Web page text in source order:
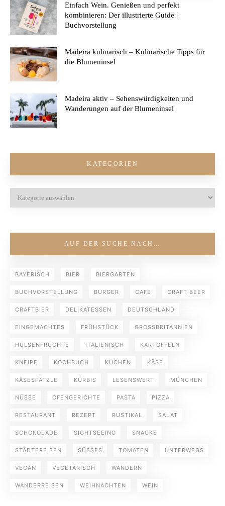
Einfach Wein. Genießen und perfekt
kombinieren: Der illustrierte Guide |
Buchvorstellung
Madeira kulinarisch – Kulinarische Tipps für
die Blumeninsel
Madeira aktiv – Sehenswürdigkeiten und
Wanderungen auf der Blumeninsel
KATEGORIEN
AUF DER SUCHE NACH…
BAYERISCH BIER BIERGARTEN
BUCHVORSTELLUNG BURGER CAFE CRAFT BEER
CRAFTBIER DELIKATESSEN DEUTSCHLAND
EINGEMACHTES FRÜHSTÜCK GROSSBRITANNIEN
HÜLSENFRÜCHTE ITALIENISCH KARTOFFELN
KNEIPE KOCHBUCH KUCHEN KÄSE
KÄSESPÄTZLE KÜRBIS LESENSWERT MÜNCHEN
NÜSSE OFENGERICHTE PASTA PIZZA
RESTAURANT REZEPT RUSTIKAL SALAT
SCHOKOLADE SIGHTSEEING SNACKS
STÄDTEREISEN SÜSSES TOMATEN UNTERWEGS
VEGAN VEGETARISCH WANDERN
WANDERREISEN WEIHNACHTEN WEIN